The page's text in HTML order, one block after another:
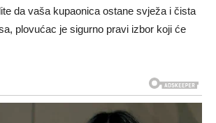
da vaša kupaonica ostane svježa i čista
plovućac je sigurno pravi izbor koji će